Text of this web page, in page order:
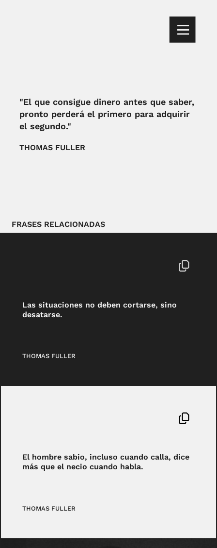
"El que consigue dinero antes que saber,
pronto perderá el primero para adquirir
el segundo."
THOMAS FULLER
FRASES RELACIONADAS
Las situaciones no deben cortarse, sino
desatarse.
THOMAS FULLER
El hombre sabio, incluso cuando calla, dice
más que el necio cuando habla.
THOMAS FULLER